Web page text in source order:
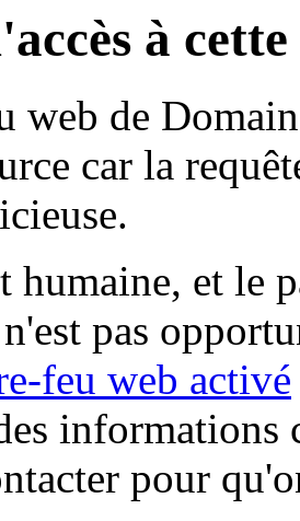
à
web de
car la
humaine, et le
pas
feu web activé
informations
pour